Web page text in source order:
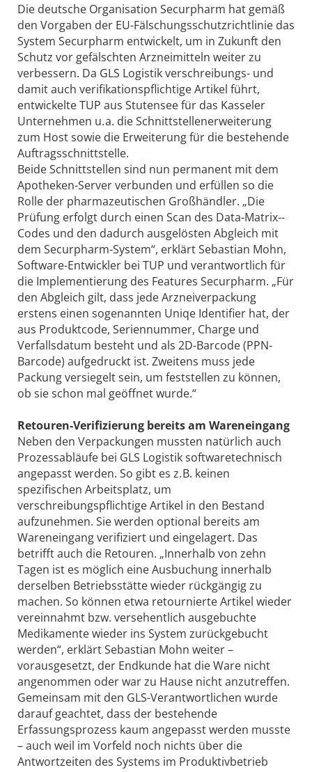
Die deutsche Organisation Securpharm hat gemäß
den Vorgaben der EU-Fälschungsschutzrichtlinie das
System Securpharm entwickelt, um in Zukunft den
Schutz vor gefälschten Arzneimitteln weiter zu
verbessern. Da GLS Logistik verschreibungs- und
damit auch verifikationspflichtige Artikel führt,
entwickelte TUP aus Stutensee für das Kasseler
Unternehmen u. a. die Schnittstellenerweiterung
zum Host sowie die Erweiterung für die bestehende
Auftragsschnittstelle.
Beide Schnittstellen sind nun permanent mit dem
Apotheken-­Server verbunden und erfüllen so die
Rolle der pharmazeutischen Großhändler. „Die
Prüfung erfolgt durch einen Scan des Data-Matrix-­
Codes und den dadurch ausgelösten Abgleich mit
dem Securpharm-System“, erklärt Sebastian Mohn,
Software-Entwickler bei TUP und verantwortlich für
die Implementierung des Features Securpharm. „Für
den Abgleich gilt, dass jede Arzneiverpackung
erstens einen sogenannten Uniqe Identifier hat, der
aus Produktcode, Serien­nummer, Charge und
Verfallsdatum besteht und als 2D-Barcode (PPN-
Barcode) aufgedruckt ist. Zweitens muss jede
Packung versiegelt sein, um feststellen zu können,
ob sie schon mal geöffnet wurde.“
Retouren-Verifizierung bereits am Wareneingang
Neben den Verpackungen mussten natürlich auch
Prozessabläufe bei GLS Logistik softwaretechnisch
angepasst werden. So gibt es z. B. keinen
spezifischen Arbeitsplatz, um
verschreibungspflichtige Artikel in den Bestand
aufzunehmen. Sie werden optional bereits am
Waren­eingang verifiziert und eingelagert. Das
betrifft auch die Retouren. „Innerhalb von zehn
Tagen ist es möglich eine Ausbuchung innerhalb
derselben Betriebsstätte wieder rückgängig zu
machen. So können etwa retournierte Artikel wieder
vereinnahmt bzw. versehentlich ausgebuchte
Medikamente wieder ins System zurückgebucht
werden“, erklärt Sebastian Mohn weiter –
vorausgesetzt, der Endkunde hat die Ware nicht
angenommen oder war zu Hause nicht anzutreffen.
Gemeinsam mit den GLS-Verantwortlichen wurde
darauf geachtet, dass der bestehende
Erfassungsprozess kaum angepasst werden musste
– auch weil im Vorfeld noch nichts über die
Antwortzeiten des Systems im Produktivbetrieb